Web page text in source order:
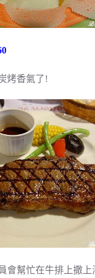
烤香氣了!
會幫忙在牛排上撒上